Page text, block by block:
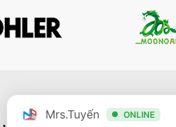
Mrs.Tuyến ONLINE